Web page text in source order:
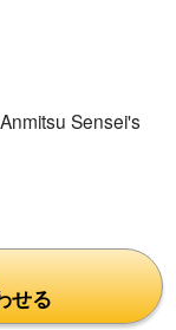
Sensei's
せる